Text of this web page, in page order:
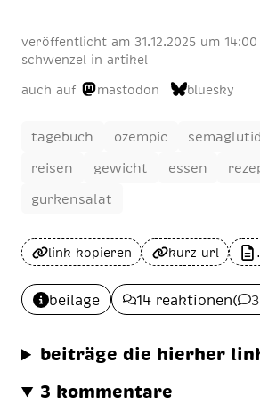
veröffentlicht am 31 12 2025 um
schwenzel in artikel
auch auf mastodon bluesky
tagebuch ozempic semaglutid
reisen gewicht essen
gurkensalat
link kopieren kurz url
beilage 14 reaktionen( 3
beiträge die hierher
3 kommentare